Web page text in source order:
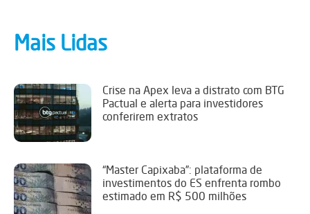
Mais Lidas
Crise na Apex leva a distrato com BTG
Pactual e alerta para investidores
conferirem extratos
“Master Capixaba”: plataforma de
investimentos do ES enfrenta rombo
estimado em R$ 500 milhões